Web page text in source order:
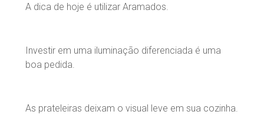
A dica de hoje é utilizar Aramados.
Investir em uma iluminação diferenciada é uma
boa pedida.
As prateleiras deixam o visual leve em sua cozinha.